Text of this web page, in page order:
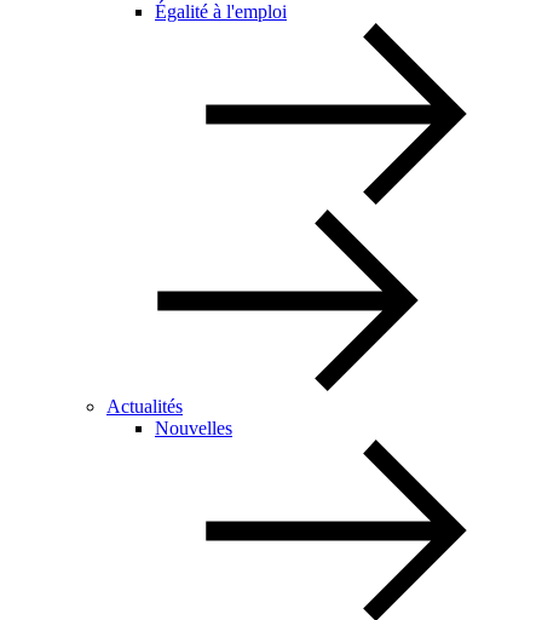
Égalité à l'emploi
Actualités
Nouvelles